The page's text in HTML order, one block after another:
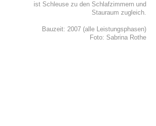
ist Schleuse zu den Schlafzimmern und
Stauraum zugleich.
Bauzeit: 2007 (alle Leistungsphasen)
Foto: Sabrina Rothe